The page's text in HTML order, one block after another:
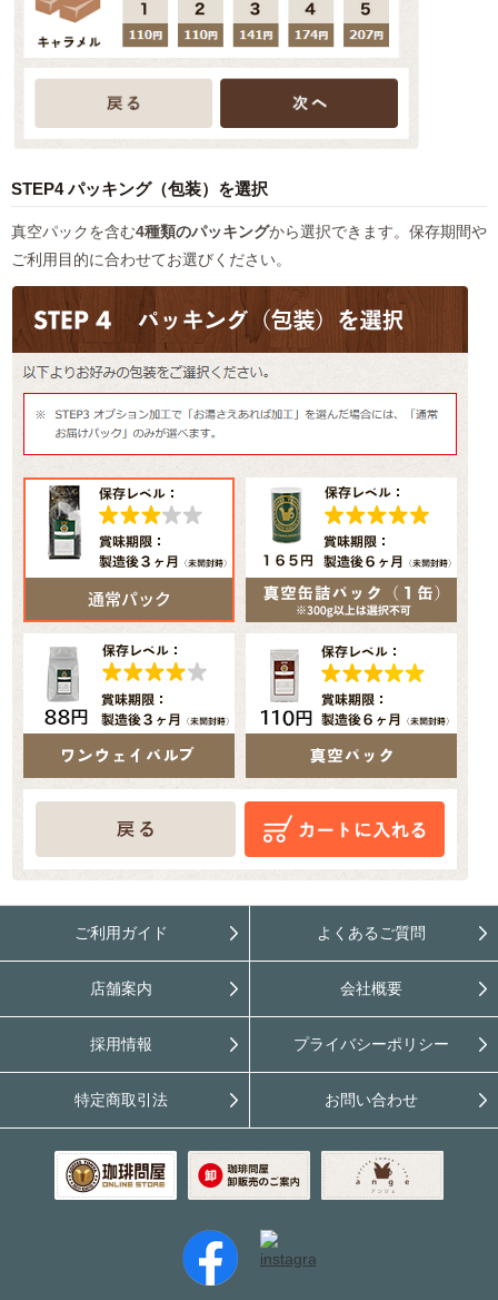
STEP4 パッキング（包装）を選択
真空パックを含む4種類のパッキングから選択できます。保存期間や
ご利用目的に合わせてお選びください。
ご利用ガイド よくあるご質問
店舗案内 会社概要
採用情報 プライバシーポリシー
特定商取引法 お問い合わせ